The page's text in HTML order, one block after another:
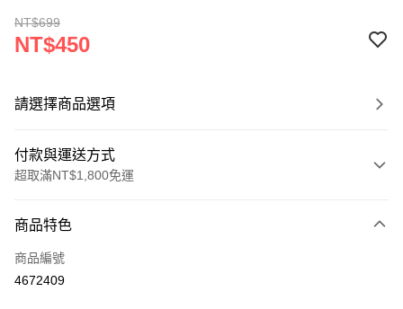
NT$699
NT$450
請選擇商品選項
付款與運送方式
超取滿NT$1,800免運
信用卡一次付款
超商取貨付款
商品特色
商品編號
4672409